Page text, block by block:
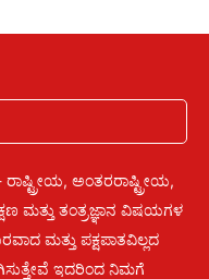
ಅಂತರರಾಷ್ಟ್ರೀಯ,
ಮತ್ತು ತಂತ್ರಜ್ಞಾನ ವಿಷಯಗಳ
ಮತ್ತು ಪಕ್ಷಪಾತವಿಲ್ಲದ
ಇದರಿಂದ ನಿಮಗೆ